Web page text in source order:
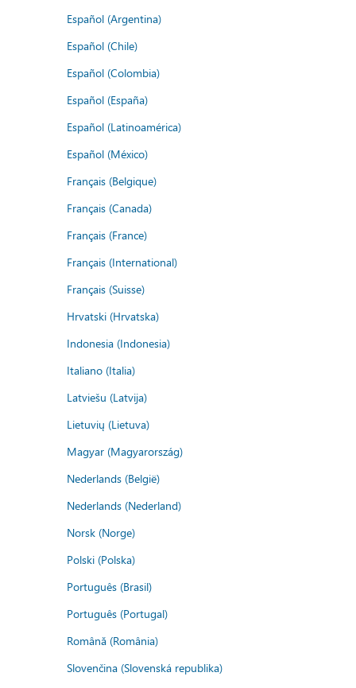
Español (Argentina)
Español (Chile)
Español (Colombia)
Español (España)
Español (Latinoamérica)
Español (México)
Français (Belgique)
Français (Canada)
Français (France)
Français (International)
Français (Suisse)
Hrvatski (Hrvatska)
Indonesia (Indonesia)
Italiano (Italia)
Latviešu (Latvija)
Lietuvių (Lietuva)
Magyar (Magyarország)
Nederlands (België)
Nederlands (Nederland)
Norsk (Norge)
Polski (Polska)
Português (Brasil)
Português (Portugal)
Română (România)
Slovenčina (Slovenská republika)